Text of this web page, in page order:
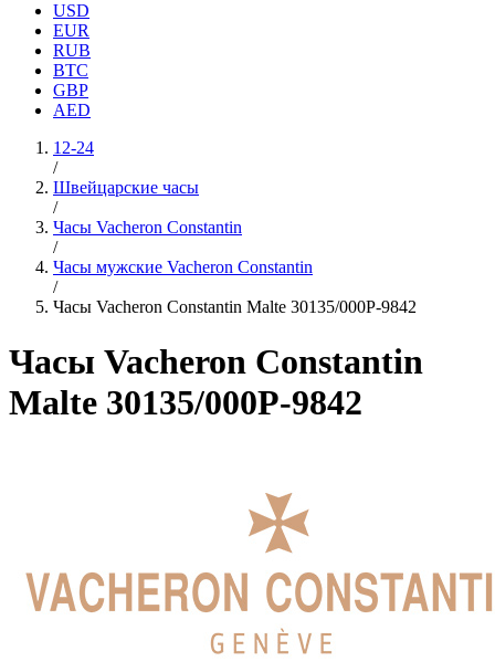
USD
EUR
RUB
BTC
GBP
AED
12-24
/
Швейцарские часы
/
Часы Vacheron Constantin
/
Часы мужские Vacheron Constantin
/
Часы Vacheron Constantin Malte 30135/000P-9842
Часы Vacheron Constantin
Malte 30135/000P-9842